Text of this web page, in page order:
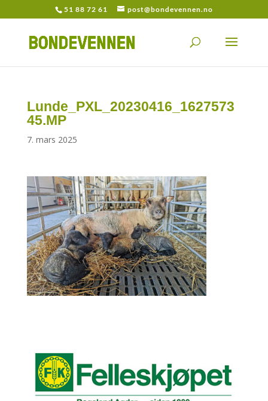
51 88 72 61 post@bondevennen.no
Lunde_PXL_20230416_1627573
45.MP
7. mars 2025